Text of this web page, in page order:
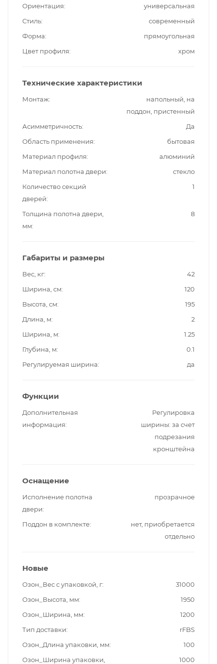
Ориентация
универсальная
Стиль
современный
Форма
прямоугольная
Цвет профиля
хром
Технические характеристики
Монтаж
напольный, на
поддон, пристенный
Асимметричность
Да
Область применения
бытовая
Материал профиля
алюминий
Материал полотна двери
стекло
Количество секций
дверей
1
Толщина полотна двери,
мм
8
Габариты и размеры
Вес, кг
42
Ширина, см
120
Высота, см
195
Длина, м
2
Ширина, м
1.25
Глубина, м
0.1
Регулируемая ширина
да
Функции
Дополнительная
информация
Регулировка
ширины: за счет
подрезания
кронштейна
Оснащение
Исполнение полотна
двери
прозрачное
Поддон в комплекте
нет, приобретается
отдельно
Новые
Озон_Вес с упаковкой, г
31000
Озон_Высота, мм
1950
Озон_Ширина, мм
1200
Тип доставки
rFBS
Озон_Длина упаковки, мм
100
Озон_Ширина упаковки,
1000